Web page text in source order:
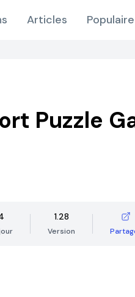
Articles Populaire
Puzzle
1.28
Version